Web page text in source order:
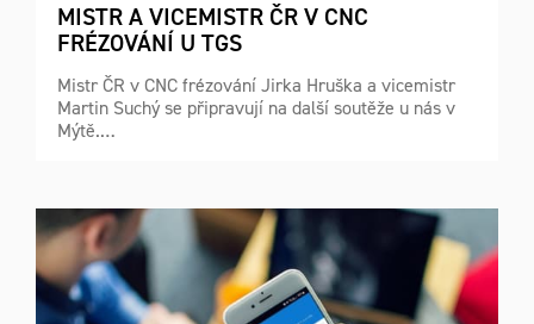
MISTR A VICEMISTR ČR V CNC
FRÉZOVÁNÍ U TGS
Mistr ČR v CNC frézování Jirka Hruška a vicemistr
Martin Suchý se připravují na další soutěže u nás v
Mýtě.…